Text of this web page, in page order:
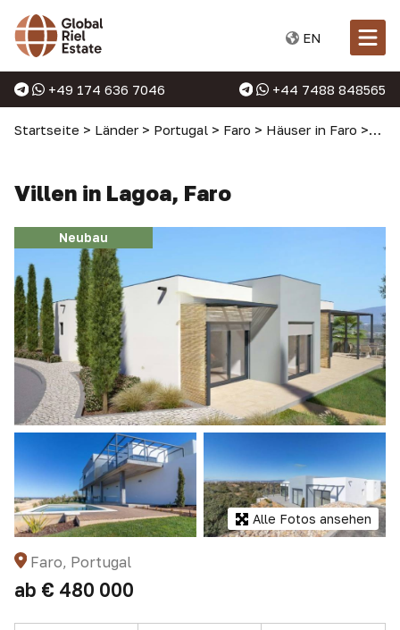
EN
+49 174 636 7046 +44 7488 848565
Startseite > Länder > Portugal > Faro > Häuser in Faro >
Villen in Lagoa, Faro
Neubau
Alle Fotos ansehen
Faro, Portugal
ab € 480 000